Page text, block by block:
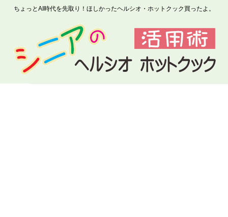
ちょっとAI時代を先取り！ほしかったヘルシオ・ホットクック買ったよ。